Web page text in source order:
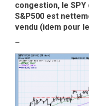
congestion, le
S&P500 est
vendu (idem pour
–